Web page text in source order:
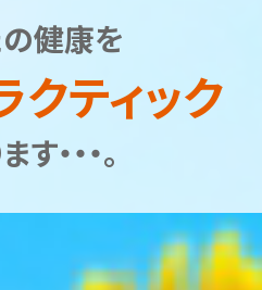
健康を
クティック
・・・。